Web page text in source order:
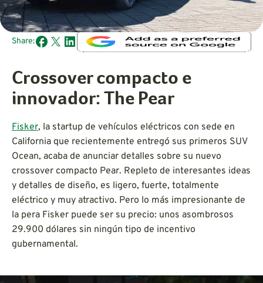
Share:
Crossover compacto e
innovador: The Pear
Fisker, la startup de vehículos eléctricos con sede en
California que recientemente entregó sus primeros SUV
Ocean, acaba de anunciar detalles sobre su nuevo
crossover compacto Pear. Repleto de interesantes ideas
y detalles de diseño, es ligero, fuerte, totalmente
eléctrico y muy atractivo. Pero lo más impresionante de
la pera Fisker puede ser su precio: unos asombrosos
29.900 dólares sin ningún tipo de incentivo
gubernamental.